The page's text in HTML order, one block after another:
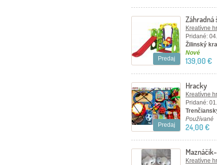
Predaj
Záhradná
Kreatívne
Pridané:
Žilinský
Nové
139,00 €
Predaj
Hracky
Kreatívne
Pridané:
Používané
24,00 €
Kreatívne